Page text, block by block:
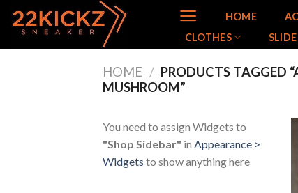
Skip
HOME
CLOTHES
SLIDE
HOME / PRODUCTS TAGGED
MUSHROOM”
You need to assign Widgets to
"Shop Sidebar" in Appearance >
Widgets to show anything here